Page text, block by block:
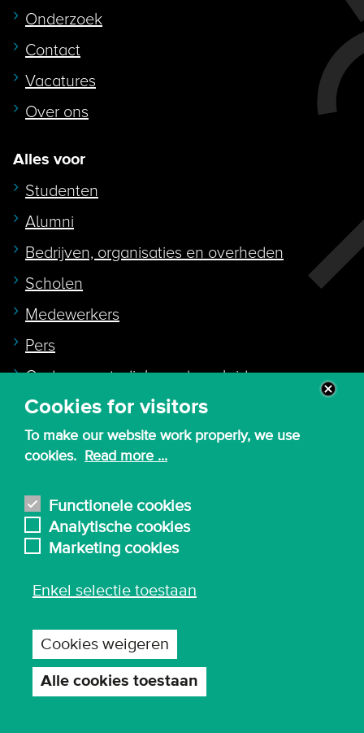
Cookies for visitors
To make our website work properly, we use
cookies. Read more ...
Functionele cookies
Analytische cookies
Marketing cookies
Enkel selectie toestaan
Cookies weigeren
Alle cookies toestaan
Onderzoek
Contact
Vacatures
Over ons
Alles voor
Studenten
Alumni
Bedrijven, organisaties en overheden
Scholen
Medewerkers
Pers
Ouders en studiekeuzebegeleiders
Opleidingen
Bachelor
Bachelor-na-bachelor
Master en master-na-master
Snel naar
Intranet